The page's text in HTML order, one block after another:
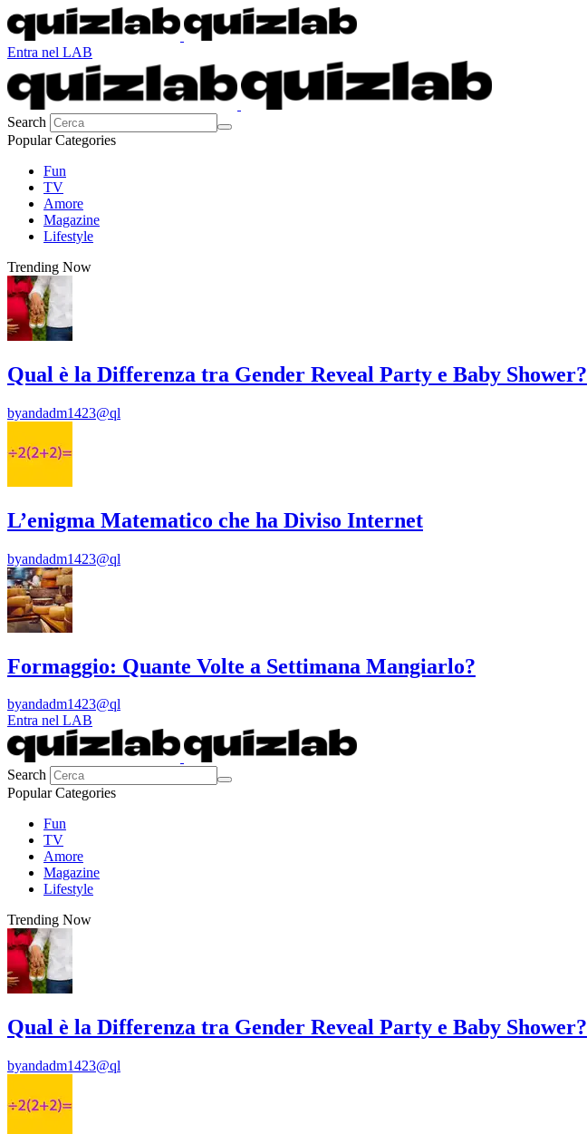
Entra nel LAB
Search
Popular Categories
Fun
TV
Amore
Magazine
Lifestyle
Trending Now
Qual è la Differenza tra Gender Reveal Party e Baby Shower?
byandadm1423@ql
L’enigma Matematico che ha Diviso Internet
byandadm1423@ql
Formaggio: Quante Volte a Settimana Mangiarlo?
byandadm1423@ql
Entra nel LAB
Search
Popular Categories
Fun
TV
Amore
Magazine
Lifestyle
Trending Now
Qual è la Differenza tra Gender Reveal Party e Baby Shower?
byandadm1423@ql